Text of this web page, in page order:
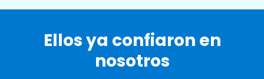
Ellos ya confiaron en
nosotros